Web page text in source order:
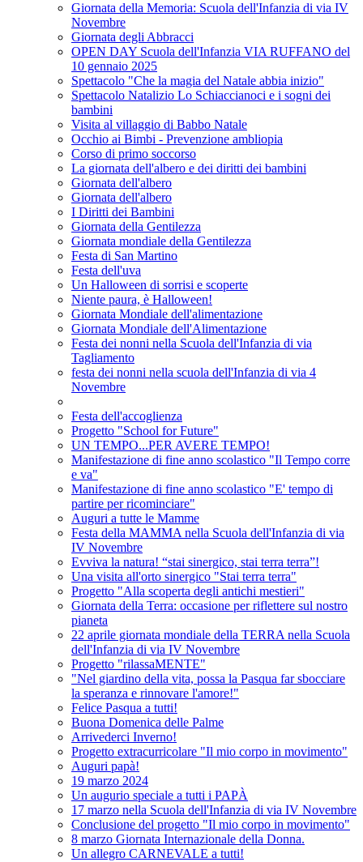
Giornata della Memoria: Scuola dell'Infanzia di via IV
Novembre
Giornata degli Abbracci
OPEN DAY Scuola dell'Infanzia VIA RUFFANO del
10 gennaio 2025
Spettacolo "Che la magia del Natale abbia inizio"
Spettacolo Natalizio Lo Schiaccianoci e i sogni dei
bambini
Visita al villaggio di Babbo Natale
Occhio ai Bimbi - Prevenzione ambliopia
Corso di primo soccorso
La giornata dell'albero e dei diritti dei bambini
Giornata dell'albero
Giornata dell'albero
I Diritti dei Bambini
Giornata della Gentilezza
Giornata mondiale della Gentilezza
Festa di San Martino
Festa dell'uva
Un Halloween di sorrisi e scoperte
Niente paura, è Halloween!
Giornata Mondiale dell'alimentazione
Giornata Mondiale dell'Alimentazione
Festa dei nonni nella Scuola dell'Infanzia di via
Tagliamento
festa dei nonni nella scuola dell'Infanzia di via 4
Novembre
Festa dell'accoglienza
Progetto "School for Future"
UN TEMPO...PER AVERE TEMPO!
Manifestazione di fine anno scolastico "Il Tempo corre
e va"
Manifestazione di fine anno scolastico "E' tempo di
partire per ricominciare"
Auguri a tutte le Mamme
Festa della MAMMA nella Scuola dell'Infanzia di via
IV Novembre
Evviva la natura! “stai sinergico, stai terra terra”!
Una visita all'orto sinergico "Stai terra terra"
Progetto "Alla scoperta degli antichi mestieri"
Giornata della Terra: occasione per riflettere sul nostro
pianeta
22 aprile giornata mondiale della TERRA nella Scuola
dell'Infanzia di via IV Novembre
Progetto "rilassaMENTE"
"Nel giardino della vita, possa la Pasqua far sbocciare
la speranza e rinnovare l'amore!"
Felice Pasqua a tutti!
Buona Domenica delle Palme
Arrivederci Inverno!
Progetto extracurricolare "Il mio corpo in movimento"
Auguri papà!
19 marzo 2024
Un augurio speciale a tutti i PAPÀ
17 marzo nella Scuola dell'Infanzia di via IV Novembre
Conclusione del progetto "Il mio corpo in movimento"
8 marzo Giornata Internazionale della Donna.
Un allegro CARNEVALE a tutti!